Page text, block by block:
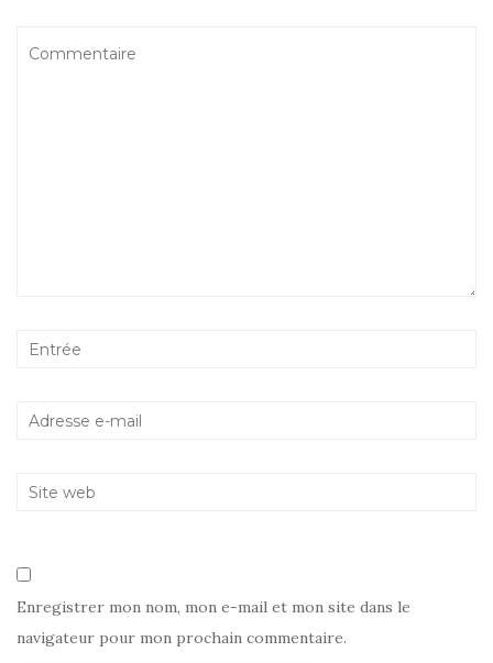
Enregistrer mon nom, mon e-mail et mon site dans le
navigateur pour mon prochain commentaire.